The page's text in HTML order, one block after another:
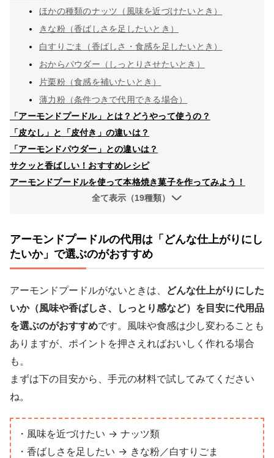
ほかの種類のナッツ（風味を近づけたいとき）
きな粉（香ばしさを足したいとき）
白すりごま（香ばしさ・食感を足したいとき）
おからパウダー（しっとりさせたいとき）
片栗粉（食感を補いたいとき）
薄力粉（条件つきで代用できる場合）
「アーモンドプードル」とは？どうやって使うの？
「皮なし」と「皮付き」の違いは？
「アーモンドパウダー」との違いは？
サクッと香ばしい！おすすめレシピ
アーモンドプードルを使って本格焼き菓子を作ってみよう！
全て表示（19種類）
アーモンドプードルの代用は「どんな仕上がりにし
たいか」で選ぶのがおすすめ
アーモンドプードルがないときは、 どんな仕上がりにした
いか（風味や香ばしさ、しっとり感など）を目安に代用品
を選ぶのがおすすめです。風味や食感は少し変わることも
ありますが、ポイントを押さえればおいしく作れる場合
も。
まずは下の目安から、手元の材料で試してみてください
ね。
・風味を近づけたい → ナッツ類
・香ばしさを足したい → きな粉／白すりごま